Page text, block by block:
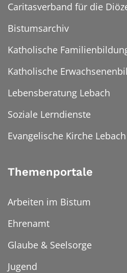
Caritasverband für die
Bistumsarchiv
Katholische
Katholische
Lebensberatung Lebach
Soziale Lerndienste
Evangelische Kirche Lebach
Themenportale
Arbeiten im Bistum
Ehrenamt
Glaube & Seelsorge
Jugend